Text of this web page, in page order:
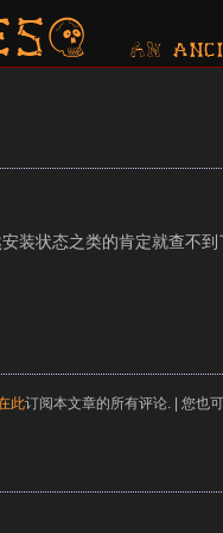
AN
装状态之类的肯定就查不到
此订阅本文章的所有评论. | 您也